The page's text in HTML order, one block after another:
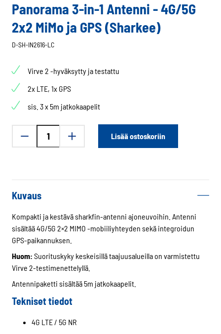
Panorama 3-in-1 Antenni - 4G/5G
2x2 MiMo ja GPS (Sharkee)
D-SH-IN2616-LC
Virve 2 -hyväksytty ja testattu
2x LTE, 1x GPS
sis. 3 x 5m jatkokaapelit
Antenni
4G/5G
2x2
MiMo
ja
(Sharkee)
määrä
Lisää ostoskoriin
Kuvaus
Kompakti ja kestävä sharkfin-antenni ajoneuvoihin. Antenni
sisältää 4G/5G 2×2 MIMO -mobiiliyhteyden sekä integroidun
GPS-paikannuksen.
Huom: Suorituskyky keskeisillä taajuusalueilla on varmistettu
Virve 2-testimenettelyllä.
Antennipaketti sisältää 5m jatkokaapelit.
Tekniset tiedot
4G LTE / 5G NR